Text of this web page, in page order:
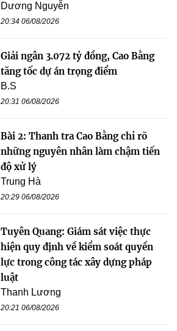
Dương Nguyễn
20:34 06/08/2026
Giải ngân 3.072 tỷ đồng, Cao Bằng
tăng tốc dự án trọng điểm
B.S
20:31 06/08/2026
Bài 2: Thanh tra Cao Bằng chỉ rõ
những nguyên nhân làm chậm tiến
độ xử lý
Trung Hà
20:29 06/08/2026
Tuyên Quang: Giám sát việc thực
hiện quy định về kiểm soát quyền
lực trong công tác xây dựng pháp
luật
Thanh Lương
20:21 06/08/2026